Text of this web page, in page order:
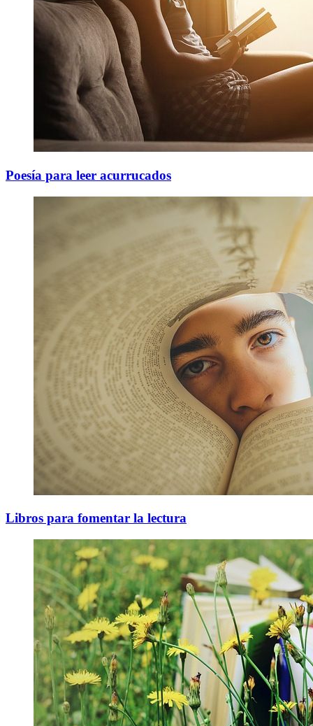
Poesía para leer acurrucados
Libros para fomentar la lectura